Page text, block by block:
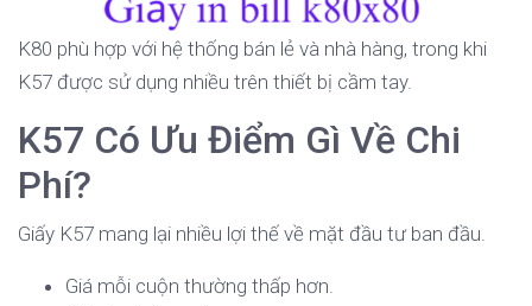
K80 phù hợp với hệ thống bán lẻ và nhà hàng, trong khi
K57 được sử dụng nhiều trên thiết bị cầm tay.
K57 Có Ưu Điểm Gì Về Chi
Phí?
Giấy K57 mang lại nhiều lợi thế về mặt đầu tư ban đầu.
Giá mỗi cuộn thường thấp hơn.